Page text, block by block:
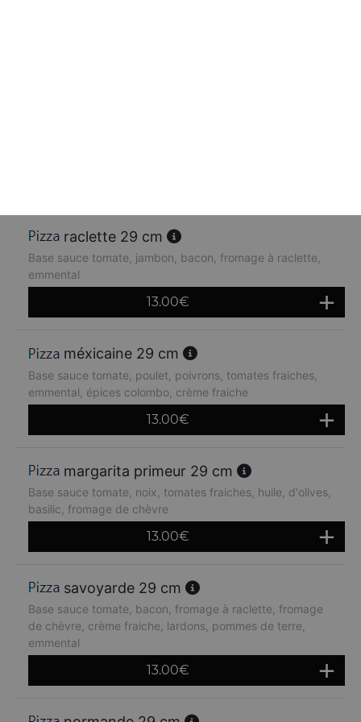
raclette 29 cm
Base sauce tomate, jambon, bacon, fromage à raclette,
emmental
13.00€
méxicaine 29 cm
Base sauce tomate, poulet, poivrons, tomates fraiches,
emmental, épices colombo, crème fraiche
13.00€
margarita primeur 29 cm
Base sauce tomate, noix, tomates fraiches, huile, d'olives,
basilic, fromage de chèvre
13.00€
savoyarde 29 cm
Base sauce tomate, bacon, fromage à raclette, fromage
de chèvre, crème fraiche, lardons, pommes de terre,
emmental
13.00€